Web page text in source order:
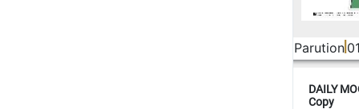
Parution
DAILY
Copy